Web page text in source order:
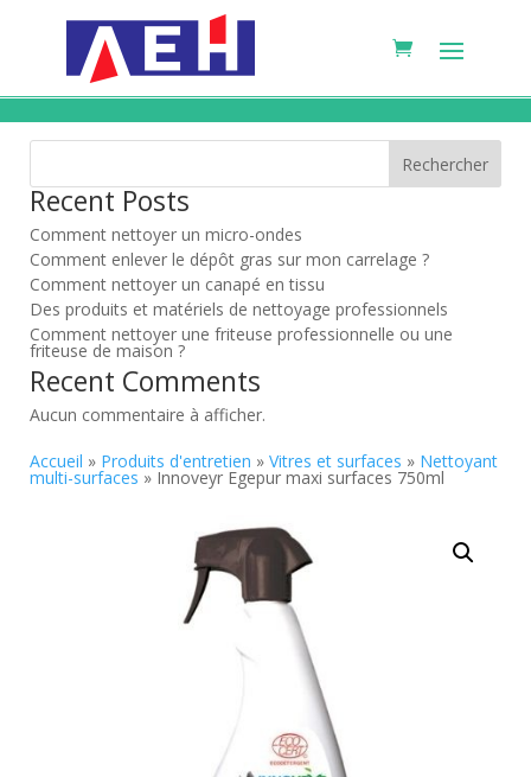
Rechercher
Recent Posts
Comment nettoyer un micro-ondes
Comment enlever le dépôt gras sur mon carrelage ?
Comment nettoyer un canapé en tissu
Des produits et matériels de nettoyage professionnels
Comment nettoyer une friteuse professionnelle ou une
friteuse de maison ?
Recent Comments
Aucun commentaire à afficher.
Accueil » Produits d'entretien » Vitres et surfaces » Nettoyant
multi-surfaces » Innoveyr Egepur maxi surfaces 750ml